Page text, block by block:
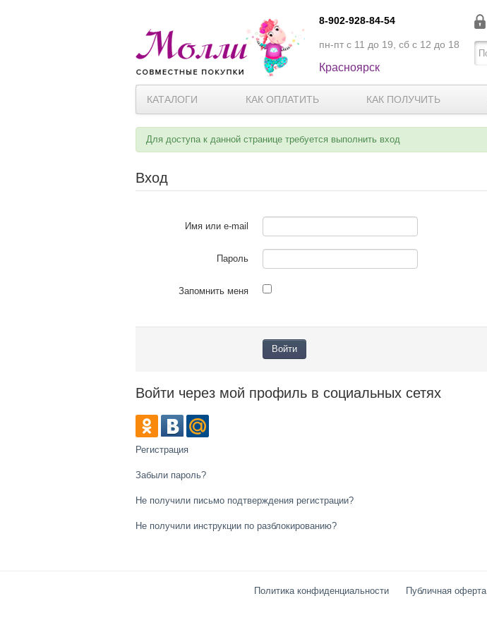
8-902-928-84-54
пн-пт с 11 до 19, сб с 12 до 18
Красноярск
КАТАЛОГИ КАК ОПЛАТИТЬ КАК ПОЛУЧИТЬ
Для доступа к данной странице требуется выполнить вход
Вход
Имя или e-mail
Пароль
Запомнить меня
Войти через мой профиль в социальных сетях
Регистрация
Забыли пароль?
Не получили письмо подтверждения регистрации?
Не получили инструкции по разблокированию?
Политика конфиденциальности Публичная оферта